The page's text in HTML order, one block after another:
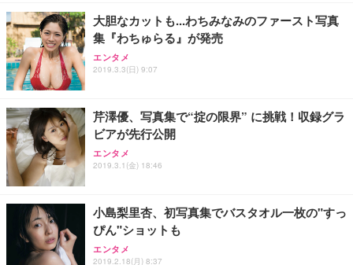
大胆なカットも...わちみなみのファースト写真
集『わちゅらる』が発売
エンタメ
2019.3.3(日) 9:07
芹澤優、写真集で“掟の限界” に挑戦！収録グラ
ビアが先行公開
エンタメ
2019.3.1(金) 18:46
小島梨里杏、初写真集でバスタオル一枚の"すっ
ぴん"ショットも
エンタメ
2019.2.18(月) 8:37